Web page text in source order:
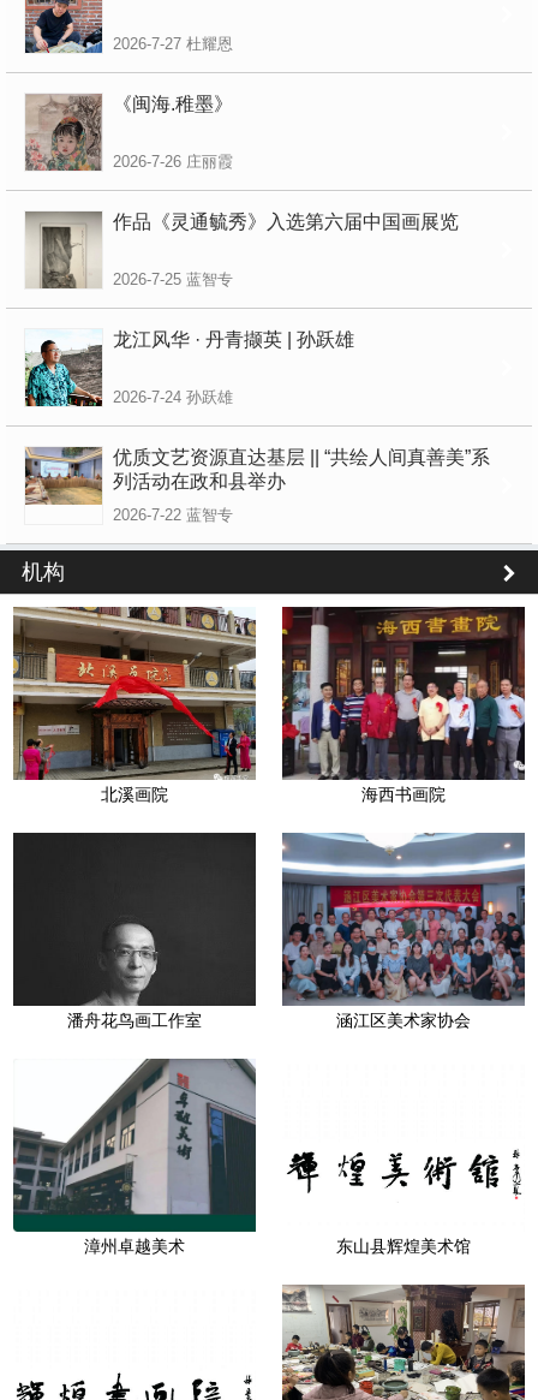
2026-7-27 杜耀恩
《闽海.稚墨》
2026-7-26 庄丽霞
作品《灵通毓秀》入选第六届中国画展览
2026-7-25 蓝智专
龙江风华 · 丹青撷英 | 孙跃雄
2026-7-24 孙跃雄
优质文艺资源直达基层 || “共绘人间真善美”系
列活动在政和县举办
2026-7-22 蓝智专
机构
北溪画院 海西书画院
潘舟花鸟画工作室 涵江区美术家协会
漳州卓越美术 东山县辉煌美术馆